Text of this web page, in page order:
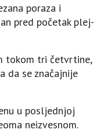
poraza i
pred početak plej-
tokom tri četvrtine,
da se značajnije
u posljednjoj
neizvesnom.